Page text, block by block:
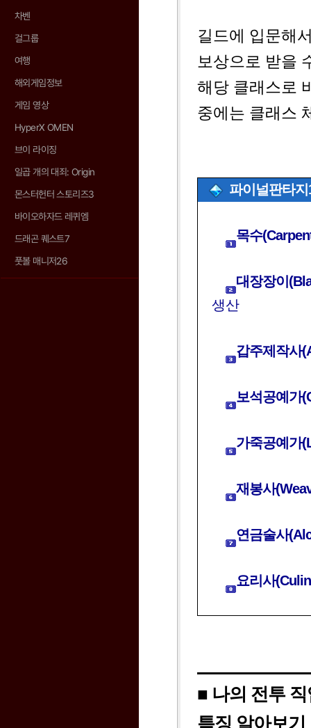
차벤
걸그룹
여행
해외게임정보
게임 영상
HyperX OMEN
브이 라이징
일곱 개의 대죄: Origin
몬스터헌터 스토리즈3
바이오하자드 레퀴엠
드래곤 퀘스트7
풋볼 매니저26
길드에 입문해
보상으로 받을
해당 클래스로
중에는 클래스
파이널판타
목수
대장장이
생산
갑주제작사
보석공예가
가죽공예가
재봉사
연금술사
요리사
■ 나의 전투
특징 알아보기